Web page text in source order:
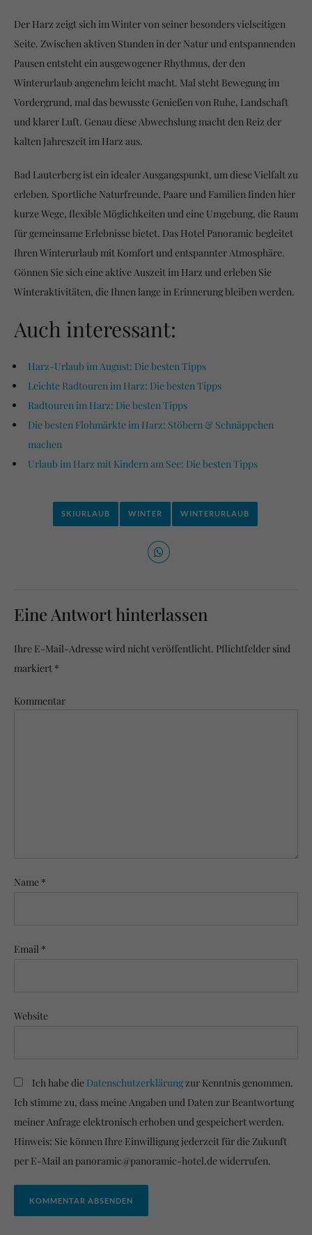
Der Harz zeigt sich im Winter von seiner besonders vielseitigen
Seite. Zwischen aktiven Stunden in der Natur und entspannenden
Pausen entsteht ein ausgewogener Rhythmus, der den
Winterurlaub angenehm leicht macht. Mal steht Bewegung im
Vordergrund, mal das bewusste Genießen von Ruhe, Landschaft
und klarer Luft. Genau diese Abwechslung macht den Reiz der
kalten Jahreszeit im Harz aus.
Bad Lauterberg ist ein idealer Ausgangspunkt, um diese Vielfalt zu
erleben. Sportliche Naturfreunde, Paare und Familien finden hier
kurze Wege, flexible Möglichkeiten und eine Umgebung, die Raum
für gemeinsame Erlebnisse bietet. Das Hotel Panoramic begleitet
Ihren Winterurlaub mit Komfort und entspannter Atmosphäre.
Gönnen Sie sich eine aktive Auszeit im Harz und erleben Sie
Winteraktivitäten, die Ihnen lange in Erinnerung bleiben werden.
Auch interessant:
Harz-Urlaub im August: Die besten Tipps
Leichte Radtouren im Harz: Die besten Tipps
Radtouren im Harz: Die besten Tipps
Die besten Flohmärkte im Harz: Stöbern & Schnäppchen
machen
Urlaub im Harz mit Kindern am See: Die besten Tipps
SKIURLAUB WINTER WINTERURLAUB
Eine Antwort hinterlassen
Ihre E-Mail-Adresse wird nicht veröffentlicht. Pflichtfelder sind
markiert *
Kommentar
Name *
Email *
Website
Ich habe die Datenschutzerklärung zur Kenntnis genommen.
Ich stimme zu, dass meine Angaben und Daten zur Beantwortung
meiner Anfrage elektronisch erhoben und gespeichert werden.
Hinweis: Sie können Ihre Einwilligung jederzeit für die Zukunft
per E-Mail an panoramic@panoramic-hotel.de widerrufen.
KOMMENTAR ABSENDEN